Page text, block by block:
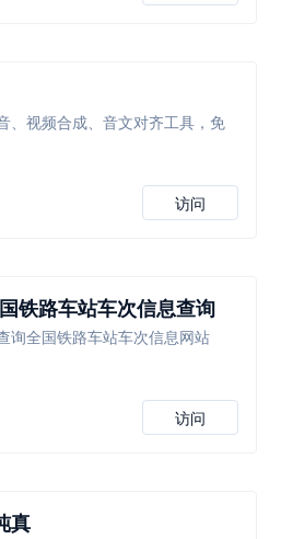
、视频合成、音文对齐工具，免
访问
铁路车站车次信息查询
询全国铁路车站车次信息网站
访问
真